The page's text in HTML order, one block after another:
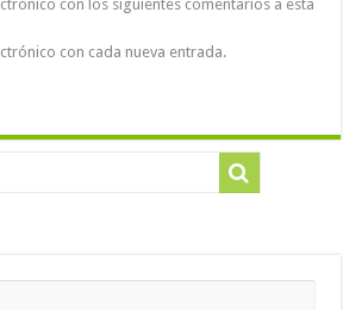
con los siguientes comentarios a esta
con cada nueva entrada.